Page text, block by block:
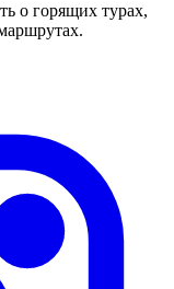
о горящих турах,